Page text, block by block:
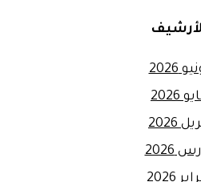
2026
2026
2026
2026
2026